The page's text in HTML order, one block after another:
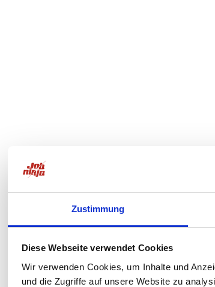
Zustimmung
Diese Webseite verwendet Cookies
Wir verwenden Cookies, um Inhalte und
und die Zugriffe auf unsere Website zu